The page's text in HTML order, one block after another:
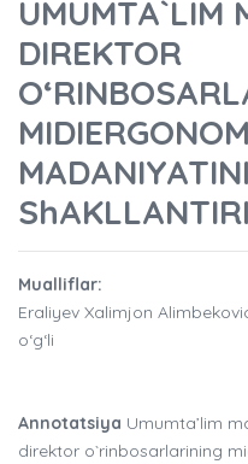
UMUMTA`LIM
DIREKTOR
MADANIYATINI
Mualliflar:
Eraliyev Xalimjon
o‘g‘li
Annotatsiya Umumta’lim
direktor o`rinbosarlarining